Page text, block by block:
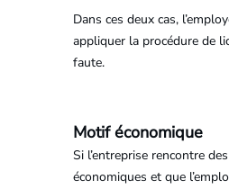
Dans ces deux cas,
appliquer la procédure de
faute.
Motif économique
Si l’entreprise rencontre
économiques et que